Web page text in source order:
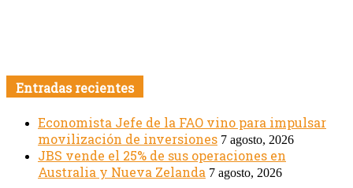
Entradas recientes
Economista Jefe de la FAO vino para impulsar
movilización de inversiones 7 agosto, 2026
JBS vende el 25% de sus operaciones en
Australia y Nueva Zelanda 7 agosto, 2026